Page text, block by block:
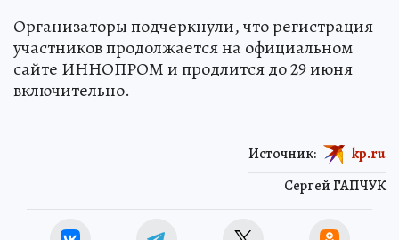
Организаторы подчеркнули, что регистрация
участников продолжается на официальном
сайте ИННОПРОМ и продлится до 29 июня
включительно.
Сергей ГАПЧУК
Источник: kp.ru